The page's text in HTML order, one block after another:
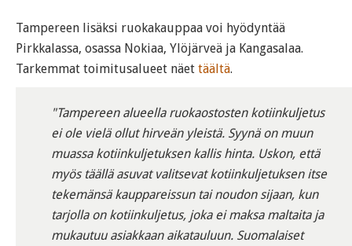
Tampereen lisäksi ruokakauppaa voi hyödyntää
Pirkkalassa, osassa Nokiaa, Ylöjärveä ja Kangasalaa.
Tarkemmat toimitusalueet näet täältä.
"Tampereen alueella ruokaostosten kotiinkuljetus
ei ole vielä ollut hirveän yleistä. Syynä on muun
muassa kotiinkuljetuksen kallis hinta. Uskon, että
myös täällä asuvat valitsevat kotiinkuljetuksen itse
tekemänsä kauppareissun tai noudon sijaan, kun
tarjolla on kotiinkuljetus, joka ei maksa maltaita ja
mukautuu asiakkaan aikatauluun. Suomalaiset